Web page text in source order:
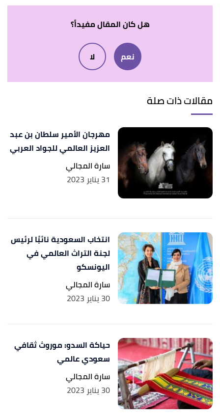
^أبتثج"المتحف"،إثراء، اطّلع عليه بتاريخ
"مركز الملك عبدالعزيز الثقافي العالمي"
هل كان المقال مفيداً؟
نعم لا
مقالات ذات صلة
مهرجان الأمير سلطان بن عبد
العزيز العالمي للجواد العربي
سارة المجالي
31 يناير 2023
انتخاب السعودية نائبًا لرئيس
لجنة التراث العالمي في
اليونسكو
سارة المجالي
30 يناير 2023
حياكة السدو: موروث ثقافي
سعودي عالمي
سارة المجالي
30 يناير 2023